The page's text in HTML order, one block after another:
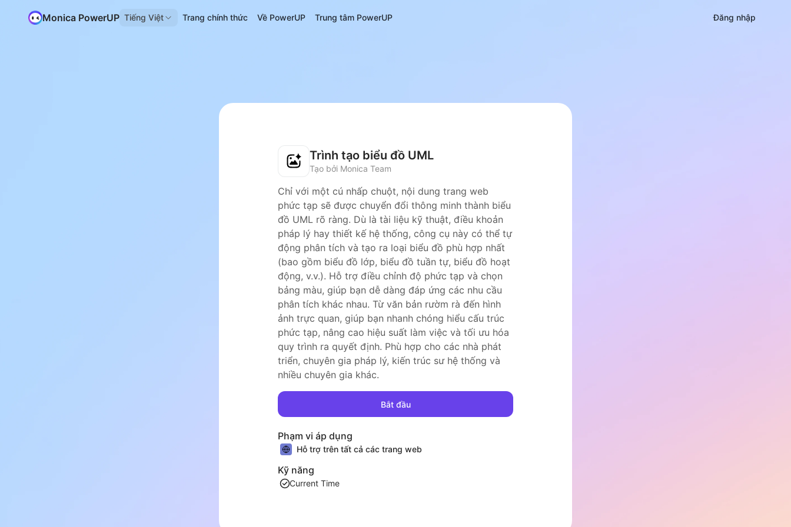
Monica PowerUP Tiếng Việt Trang chính thức Về PowerUP Trung tâm PowerUP Đăng nhập
Trình tạo biểu đồ UML
Tạo bởi Monica Team
Chỉ với một cú nhấp chuột, nội dung trang web
phức tạp sẽ được chuyển đổi thông minh thành biểu
đồ UML rõ ràng. Dù là tài liệu kỹ thuật, điều khoản
pháp lý hay thiết kế hệ thống, công cụ này có thể tự
động phân tích và tạo ra loại biểu đồ phù hợp nhất
(bao gồm biểu đồ lớp, biểu đồ tuần tự, biểu đồ hoạt
động, v.v.). Hỗ trợ điều chỉnh độ phức tạp và chọn
bảng màu, giúp bạn dễ dàng đáp ứng các nhu cầu
phân tích khác nhau. Từ văn bản rườm rà đến hình
ảnh trực quan, giúp bạn nhanh chóng hiểu cấu trúc
phức tạp, nâng cao hiệu suất làm việc và tối ưu hóa
quy trình ra quyết định. Phù hợp cho các nhà phát
triển, chuyên gia pháp lý, kiến trúc sư hệ thống và
nhiều chuyên gia khác.
Bắt đầu
Phạm vi áp dụng
Hỗ trợ trên tất cả các trang web
Kỹ năng
Current Time